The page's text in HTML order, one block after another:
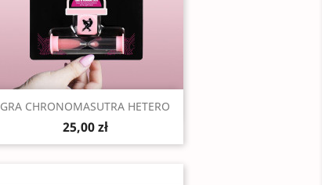
Szybki podgląd
GRA CHRONOMASUTRA HETERO
25,00 zł